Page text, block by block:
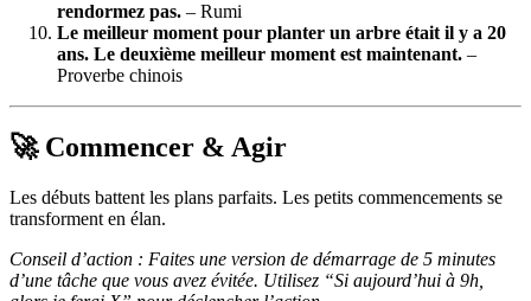
rendormez pas. – Rumi
Le meilleur moment pour planter un arbre était il y a 20
ans. Le deuxième meilleur moment est maintenant. –
Proverbe chinois
🚀 Commencer & Agir
Les débuts battent les plans parfaits. Les petits commencements se
transforment en élan.
Conseil d’action : Faites une version de démarrage de 5 minutes
d’une tâche que vous avez évitée. Utilisez “Si aujourd’hui à 9h,